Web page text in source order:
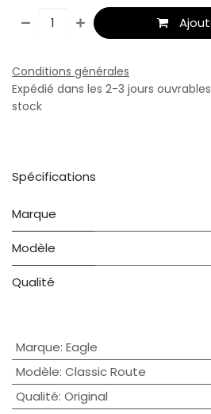
Conditions générales
Expédié dans les 2-3 jours
stock
Spécifications
Marque
Modèle
Qualité
Marque: Eagle
Modèle: Classic Route
Qualité: Original